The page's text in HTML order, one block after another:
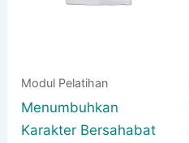
Modul Pelatihan
Menumbuhkan
Karakter Bersahabat